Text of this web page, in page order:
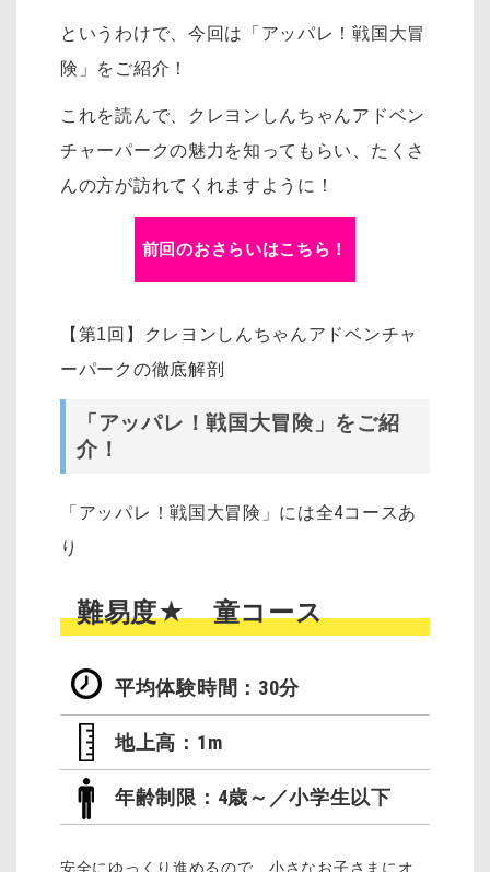
というわけで、今回は「アッパレ！戦国大冒
険」をご紹介！
これを読んで、クレヨンしんちゃんアドベン
チャーパークの魅力を知ってもらい、たくさ
んの方が訪れてくれますように！
前回のおさらいはこちら！
【第1回】クレヨンしんちゃんアドベンチャ
ーパークの徹底解剖
「アッパレ！戦国大冒険」をご紹
介！
「アッパレ！戦国大冒険」には全4コースあ
り
難易度★ 童コース
平均体験時間：30分
地上高：1m
年齢制限：4歳～／小学生以下
安全にゆっくり進めるので、小さなお子さまにオ